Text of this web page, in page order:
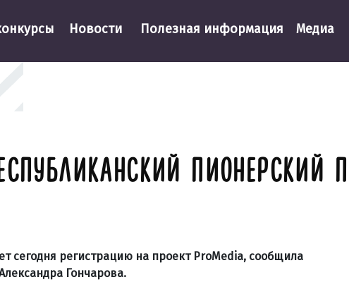
Новости Полезная информация Медиа
ПИОНЕРСКИЙ
сегодня регистрацию на проект ProMedia, сообщила
Гончарова.